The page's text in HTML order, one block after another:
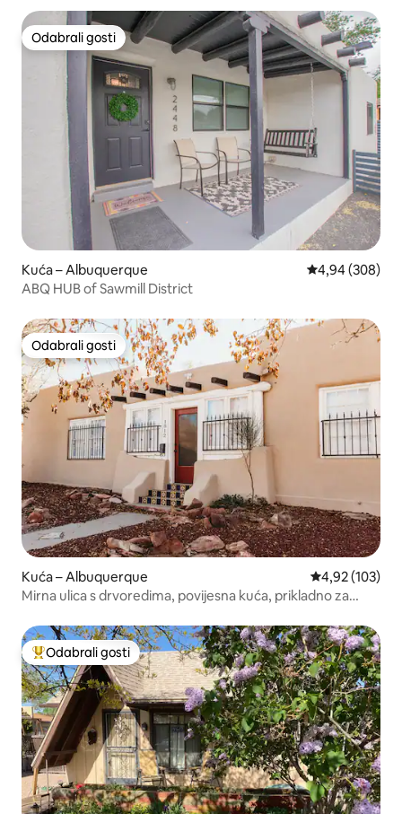
Odabrali gosti
Odabrali gosti
Kuća – Albuquerque Prosječna
4,94 (308)
ABQ HUB of Sawmill District
Odabrali gosti
Odabrali gosti
Kuća – Albuquerque Prosječna
4,92 (103)
Mirna ulica s drvoredima, povijesna kuća, prikladno za
Među najviše rangiranima s oznakom „Odabrali gosti”
Odabrali gosti